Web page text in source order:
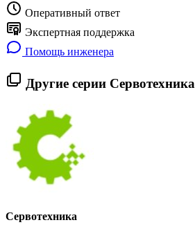
Оперативный ответ
Экспертная поддержка
Помощь инженера
Другие серии Сервотехника
Сервотехника